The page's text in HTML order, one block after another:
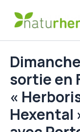
sortie en
«
Hexental